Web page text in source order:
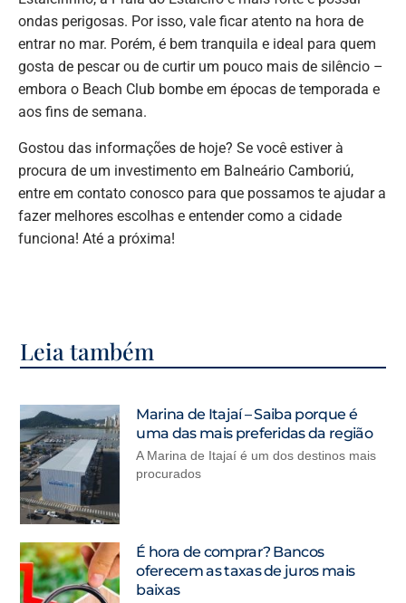
ondas perigosas. Por isso, vale ficar atento na hora de
entrar no mar. Porém, é bem tranquila e ideal para quem
gosta de pescar ou de curtir um pouco mais de silêncio –
embora o Beach Club bombe em épocas de temporada e
aos fins de semana.
Gostou das informações de hoje? Se você estiver à
procura de um investimento em Balneário Camboriú,
entre em contato conosco para que possamos te ajudar a
fazer melhores escolhas e entender como a cidade
funciona! Até a próxima!
Leia também
Marina de Itajaí – Saiba porque é
uma das mais preferidas da região
A Marina de Itajaí é um dos destinos mais
procurados
É hora de comprar? Bancos
oferecem as taxas de juros mais
baixas